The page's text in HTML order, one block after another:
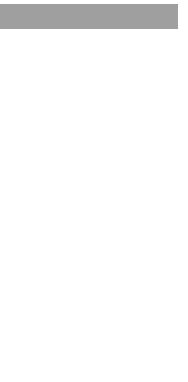
das sich ganz
richtet.